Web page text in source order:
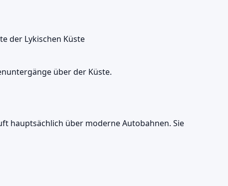
der Lykischen Küste
über der Küste.
hauptsächlich über moderne Autobahnen. Sie